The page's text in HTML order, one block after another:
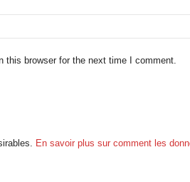
this browser for the next time I comment.
En savoir plus sur comment les